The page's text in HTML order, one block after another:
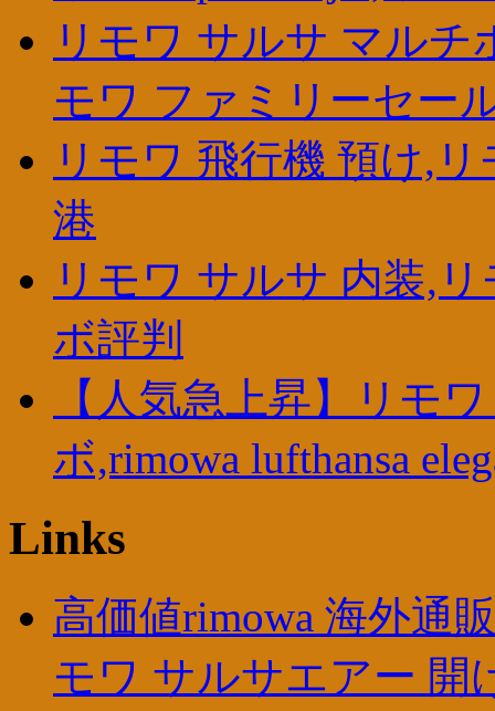
リモワ サルサ マル
モワ ファミリーセー
リモワ 飛行機 預け,
港
リモワ サルサ 内装,
ボ評判
【人気急上昇】リモ
ボ,rimowa lufthansa
Links
高価値rimowa 海外通
モワ サルサエアー 開